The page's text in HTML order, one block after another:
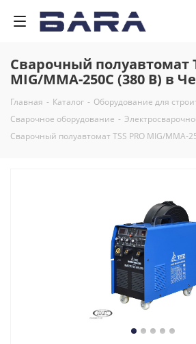
Сварочный полуавтомат
MIG/MMA-250C (380 В) в
Главная - Каталог - Оборудование для
Сварочное оборудование -
Сварочный полуавтомат TSS PRO MIG/MMA-